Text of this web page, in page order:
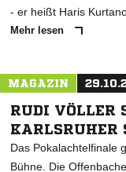
- er heißt Haris
Mehr lesen
MAGAZIN
RUDI VÖLLER
KARLSRUHER
Das Pokalachtelfinale
Bühne. Die